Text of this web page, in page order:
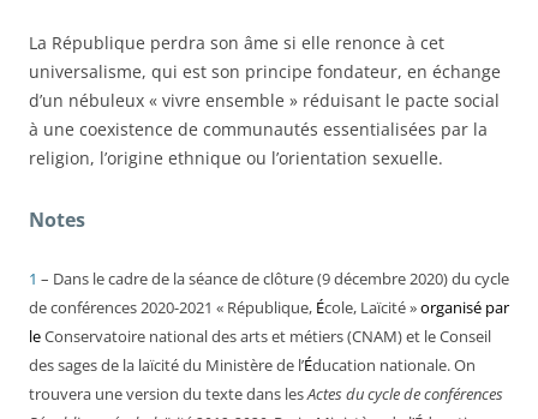
La République perdra son âme si elle renonce à cet
universalisme, qui est son principe fondateur, en échange
d’un nébuleux « vivre ensemble » réduisant le pacte social
à une coexistence de communautés essentialisées par la
religion, l’origine ethnique ou l’orientation sexuelle.
Notes
1 – Dans le cadre de la séance de clôture (9 décembre 2020) du cycle
de conférences 2020-2021 « République, École, Laïcité »organisé par
leConservatoire national des arts et métiers (CNAM) et le Conseil
des sages de la laïcité du Ministère de l’Éducation nationale. On
trouvera une version du texte dans lesActes du cycle de conférences